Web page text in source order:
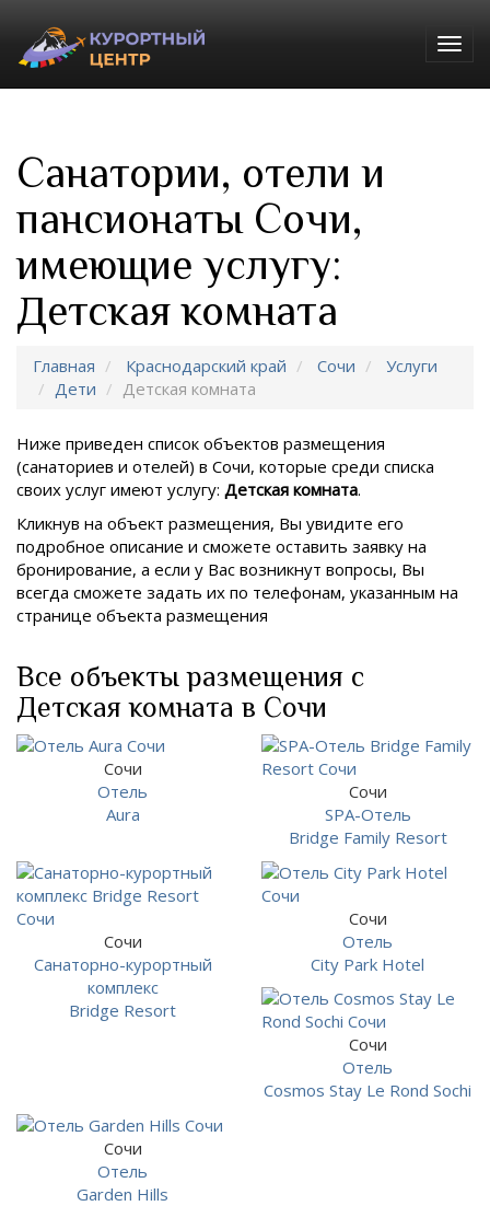
Санатории, отели и
пансионаты Сочи,
имеющие услугу:
Детская комната
Главная Краснодарский край Сочи
Услуги
Дети
Детская комната
Ниже приведен список объектов размещения
(санаториев и отелей) в Сочи, которые среди списка
своих услуг имеют услугу: Детская комната.
Кликнув на объект размещения, Вы увидите его
подробное описание и сможете оставить заявку на
бронирование, а если у Вас возникнут вопросы, Вы
всегда сможете задать их по телефонам, указанным на
странице объекта размещения
Все объекты размещения с
Детская комната в Сочи
Сочи
Отель
Aura
Сочи
SPA-Отель
Bridge Family Resort
Сочи
Санаторно-курортный
комплекс
Bridge Resort
Сочи
Отель
City Park Hotel
Сочи
Отель
Cosmos Stay Le Rond Sochi
Сочи
Отель
Garden Hills